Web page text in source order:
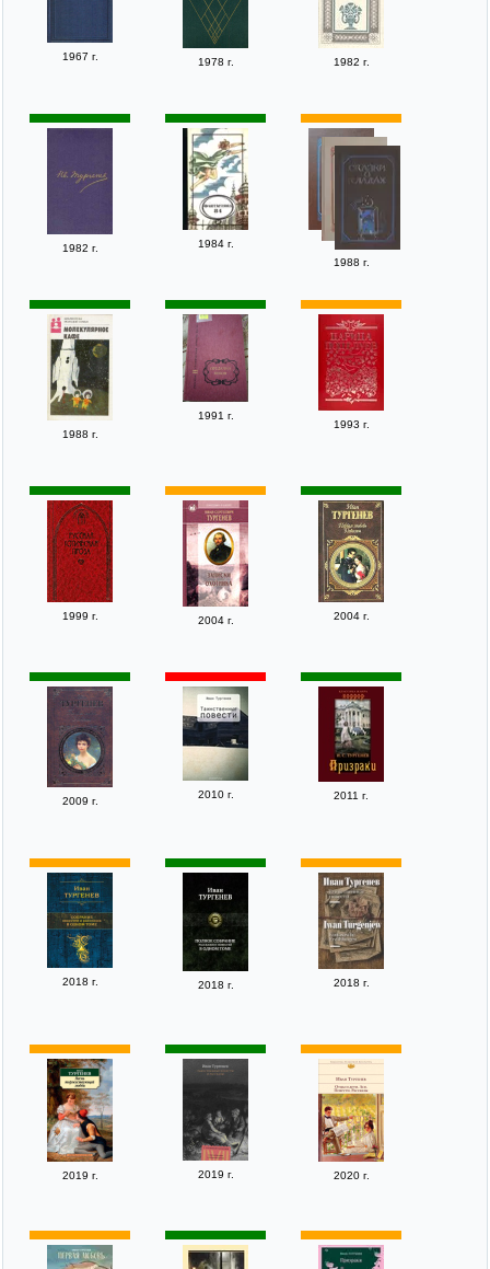
1967 г. 1978 г. 1982 г.
1982 г.
1984 г.
1988 г.
1988 г.
1991 г.
1993 г.
1999 г. 2004 г. 2004 г.
2009 г.
2010 г. 2011 г.
2018 г. 2018 г. 2018 г.
2019 г. 2019 г. 2020 г.